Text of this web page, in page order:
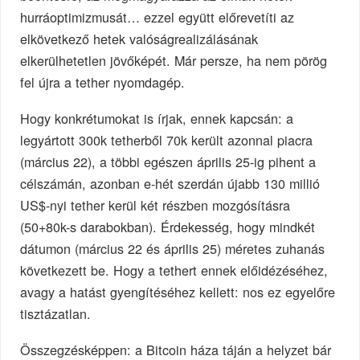
hurráoptimizmusát… ezzel együtt előrevetíti az
elkövetkező hetek valóságrealizálásának
elkerülhetetlen jövőképét. Már persze, ha nem pörög
fel újra a tether nyomdagép.
Hogy konkrétumokat is írjak, ennek kapcsán: a
legyártott 300k tetherből 70k került azonnal piacra
(március 22), a többi egészen április 25-ig pihent a
célszámán, azonban e-hét szerdán újabb 130 millió
US$-nyi tether kerül két részben mozgósításra
(50+80k-s darabokban). Érdekesség, hogy mindkét
dátumon (március 22 és április 25) méretes zuhanás
következett be. Hogy a tethert ennek előidézéséhez,
avagy a hatást gyengítéséhez kellett: nos ez egyelőre
tisztázatlan.
Összegzésképpen: a Bitcoin háza táján a helyzet bár